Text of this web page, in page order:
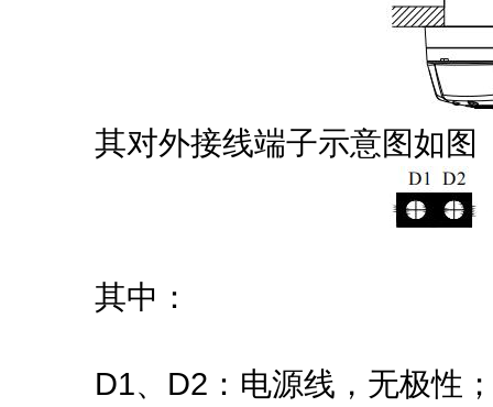
其对外接线端子示意图如图
其中：
D1、D2：电源线，无极性